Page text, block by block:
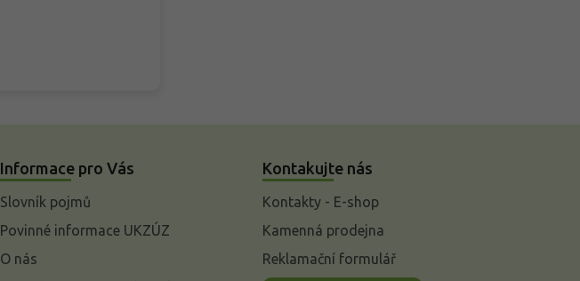
Informace pro Vás
Slovník pojmů
Povinné informace UKZÚZ
O nás
Kontakujte nás
Kontakty - E-shop
Kamenná prodejna
Reklamační formulář